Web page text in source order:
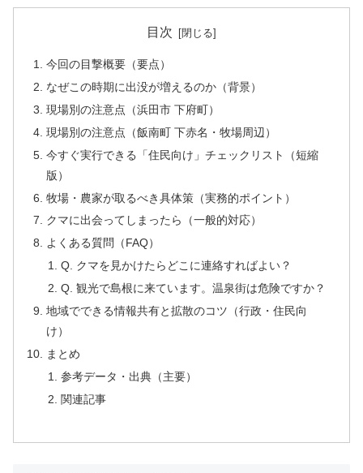
目次
今回の目撃概要（要点）
なぜこの時期に出没が増えるのか（背景）
現場別の注意点（浜田市 下府町）
現場別の注意点（飯南町 下赤名・牧場周辺）
今すぐ実行できる「住民向け」チェックリスト（短縮
版）
牧場・農家が取るべき具体策（実務的ポイント）
クマに出会ってしまったら（一般的対応）
よくある質問（FAQ）
Q. クマを見かけたらどこに連絡すればよい？
Q. 観光で島根に来ています。温泉街は危険ですか？
地域でできる情報共有と拡散のコツ（行政・住民向
け）
まとめ
参考データ・出典（主要）
関連記事